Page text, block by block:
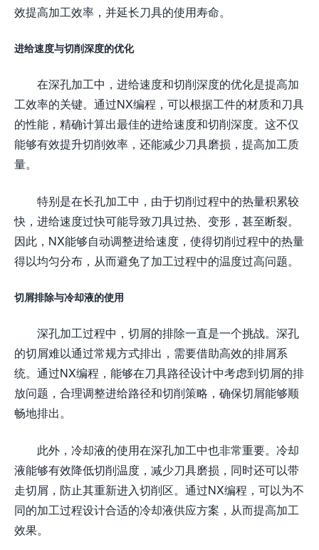
效提高加工效率，并延长刀具的使用寿命。
进给速度与切削深度的优化
在深孔加工中，进给速度和切削深度的优化是提高加
工效率的关键。通过NX编程，可以根据工件的材质和刀具
的性能，精确计算出最佳的进给速度和切削深度。这不仅
能够有效提升切削效率，还能减少刀具磨损，提高加工质
量。
特别是在长孔加工中，由于切削过程中的热量积累较
快，进给速度过快可能导致刀具过热、变形，甚至断裂。
因此，NX能够自动调整进给速度，使得切削过程中的热量
得以均匀分布，从而避免了加工过程中的温度过高问题。
切屑排除与冷却液的使用
深孔加工过程中，切屑的排除一直是一个挑战。深孔
的切屑难以通过常规方式排出，需要借助高效的排屑系
统。通过NX编程，能够在刀具路径设计中考虑到切屑的排
放问题，合理调整进给路径和切削策略，确保切屑能够顺
畅地排出。
此外，冷却液的使用在深孔加工中也非常重要。冷却
液能够有效降低切削温度，减少刀具磨损，同时还可以带
走切屑，防止其重新进入切削区。通过NX编程，可以为不
同的加工过程设计合适的冷却液供应方案，从而提高加工
效果。